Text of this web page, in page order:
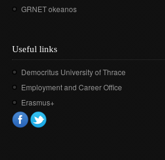
GRNET okeanos
Useful links
Democritus University of Thrace
Employment and Career Office
Erasmus+